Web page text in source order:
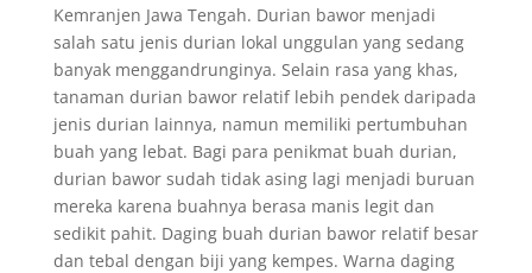
Kemranjen Jawa Tengah. Durian bawor menjadi
salah satu jenis durian lokal unggulan yang sedang
banyak menggandrunginya. Selain rasa yang khas,
tanaman durian bawor relatif lebih pendek daripada
jenis durian lainnya, namun memiliki pertumbuhan
buah yang lebat. Bagi para penikmat buah durian,
durian bawor sudah tidak asing lagi menjadi buruan
mereka karena buahnya berasa manis legit dan
sedikit pahit. Daging buah durian bawor relatif besar
dan tebal dengan biji yang kempes. Warna daging